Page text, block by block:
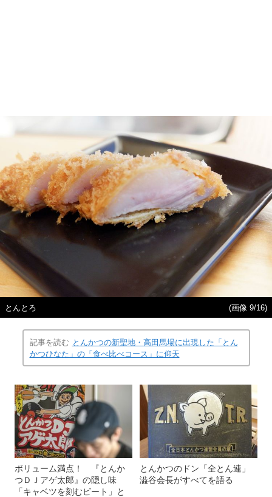
とんとろ (画像 9/16)
記事を読む とんかつの新聖地・高田馬場に出現した「とん
かつひなた」の「食べ比べコース」に仰天
ボリューム満点！ 『とんか
つＤＪアゲ太郎』の隠し味
「キャベツを刻むビート」と
とんかつのドン「全とん連」
澁谷会長がすべてを語る